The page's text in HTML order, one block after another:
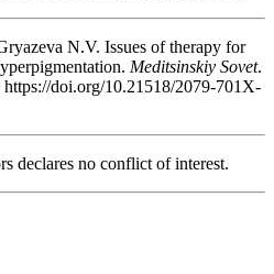
N.V. Issues of therapy for
Meditsinskiy Sovet.
doi.org/10.21518/2079-701X-
declares no conflict of interest.